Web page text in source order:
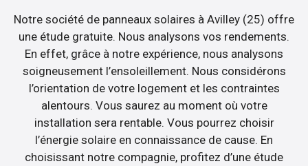
Notre société de panneaux solaires à Avilley (25) offre
une étude gratuite. Nous analysons vos rendements.
En effet, grâce à notre expérience, nous analysons
soigneusement l’ensoleillement. Nous considérons
l’orientation de votre logement et les contraintes
alentours. Vous saurez au moment où votre
installation sera rentable. Vous pourrez choisir
l’énergie solaire en connaissance de cause. En
choisissant notre compagnie, profitez d’une étude